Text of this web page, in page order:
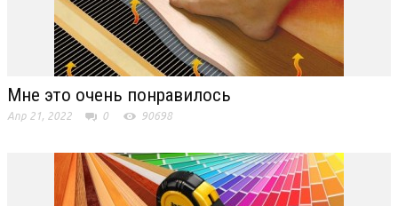
Мне это очень понравилось
Апр 21, 2022 0 90698